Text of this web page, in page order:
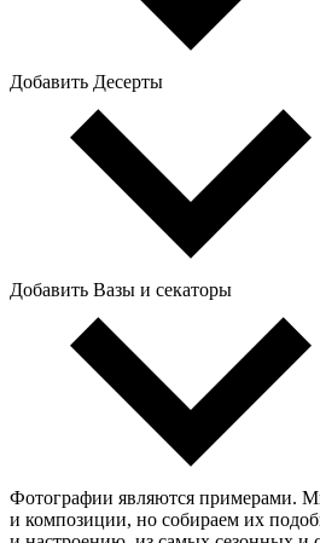
Добавить Десерты
Добавить Вазы и секаторы
Фотографии являются примерами.
и композиции, но собираем их